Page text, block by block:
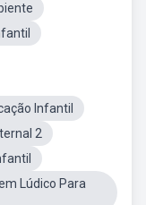
Infantil
2
Lúdico Para